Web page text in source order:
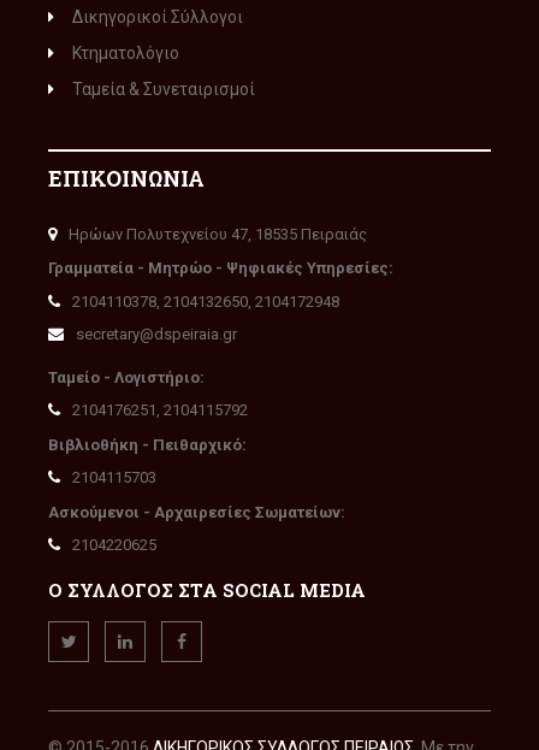
Δικηγορικοί Σύλλογοι
Κτηματολόγιο
Ταμεία & Συνεταιρισμοί
ΕΠΙΚΟΙΝΩΝΙΑ
Ηρώων Πολυτεχνείου 47, 18535 Πειραιάς
Γραμματεία - Μητρώο - Ψηφιακές Υπηρεσίες:
2104110378, 2104132650, 2104172948
secretary@dspeiraia.gr
Ταμείο - Λογιστήριο:
2104176251, 2104115792
Βιβλιοθήκη - Πειθαρχικό:
2104115703
Ασκούμενοι - Αρχαιρεσίες Σωματείων:
2104220625
Ο ΣΥΛΛΟΓΟΣ ΣΤΑ SOCIAL MEDIA